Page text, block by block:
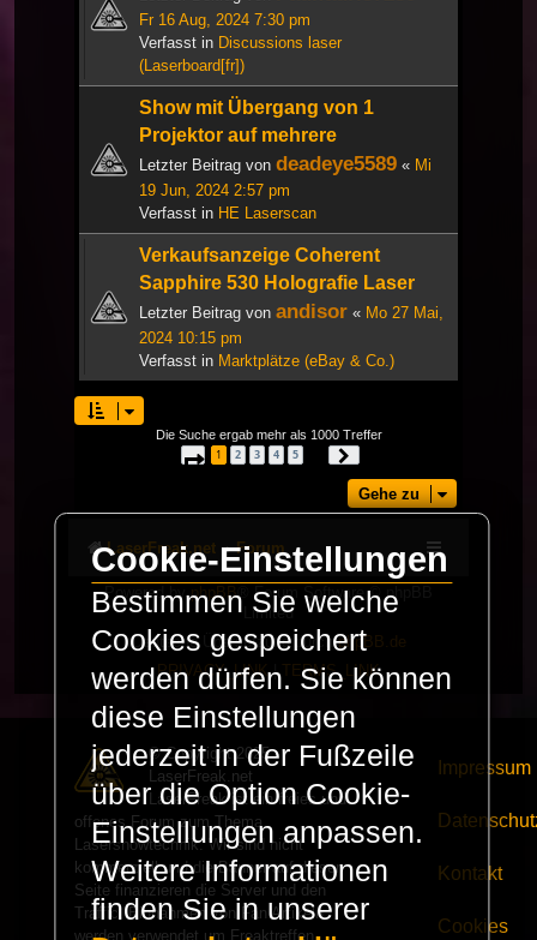
Fr 16 Aug, 2024 7:30 pm
Verfasst in Discussions laser
(Laserboard[fr])
Show mit Übergang von 1
Projektor auf mehrere
Letzter Beitrag von deadeye5589 « Mi
19 Jun, 2024 2:57 pm
Verfasst in HE Laserscan
Verkaufsanzeige Coherent
Sapphire 530 Holografie Laser
Letzter Beitrag von andisor « Mo 27 Mai,
2024 10:15 pm
Verfasst in Marktplätze (eBay & Co.)
Die Suche ergab mehr als 1000 Treffer
Seite 1von 34
1 2 3 4 5
Gehe zu
LaserFreak.net Forum
Powered byphpBB® Forum Software © phpBB
Limited
Deutsche Übersetzung durchphpBB.de
PRIVACY_LINK|TERMS_LINK
© Copyright 2025 -
LaserFreak.net
LaserFreak ist ein freies und
offenes Forum zum Thema
Lasershowtechnik. Wir sind nicht
kommerziell und die Banner auf dieser
Seite finanzieren die Server und den
Traffic. Einnahmen von Fan Artikeln
werden verwendet um Freaktreffen
Impressum
Kontakt
Cookies
Cookie-Einstellungen
Bestimmen Sie welche
Cookies gespeichert
werden dürfen. Sie können
diese Einstellungen
jederzeit in der Fußzeile
über die Option Cookie-
Einstellungen anpassen.
Weitere Informationen
finden Sie in unserer